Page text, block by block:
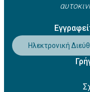
Ηλεκτρονική